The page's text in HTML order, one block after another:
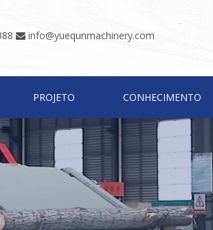
 info@yuequnmachinery.com
PROJETO CONHECIMENTO